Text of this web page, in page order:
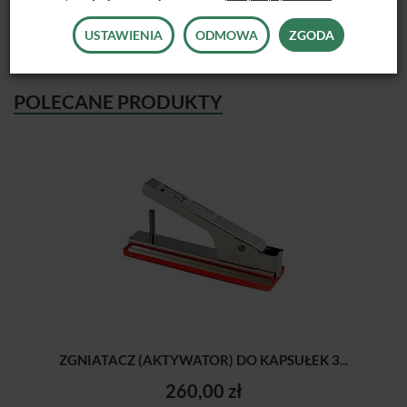
POLECANE PRODUKTY
ZGNIATACZ (AKTYWATOR) DO KAPSUŁEK 3...
260,00 zł
USTAWIENIA ODMOWA ZGODA